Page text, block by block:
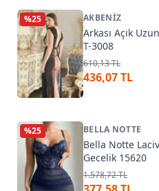
%25 AKBENIZ
Arkası Açık
T-3008
610,13 TL
436,07 TL
%25 BELLA NOTTE
Bella Notte
Gecelik 15620
1.578,72 TL